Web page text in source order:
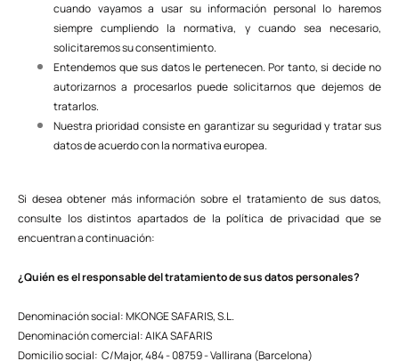
cuando vayamos a usar su información personal lo haremos
siempre cumpliendo la normativa, y cuando sea necesario,
solicitaremos su consentimiento.
Entendemos que sus datos le pertenecen. Por tanto, si decide no
autorizarnos a procesarlos puede solicitarnos que dejemos de
tratarlos.
Nuestra prioridad consiste en garantizar su seguridad y tratar sus
datos de acuerdo con la normativa europea.
Si desea obtener más información sobre el tratamiento de sus datos,
consulte los distintos apartados de la política de privacidad que se
encuentran a continuación:
¿Quién es el responsable del tratamiento de sus datos personales?
Denominación social: MKONGE SAFARIS, S.L.
Denominación comercial: AIKA SAFARIS
Domicilio social: C/Major, 484 - 08759 - Vallirana (Barcelona)